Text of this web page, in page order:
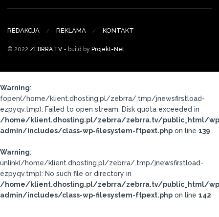
REDAKCJA REKLAMA KONTAKT
© 2022 ZEBRRA.TV - build by Projekt-Net.
Warning:
fopen(/home/klient.dhosting.pl/zebrra/.tmp/jnewsfirstload-
ezpyqv.tmp): Failed to open stream: Disk quota exceeded in
/home/klient.dhosting.pl/zebrra/zebrra.tv/public_html/
admin/includes/class-wp-filesystem-ftpext.php on line 139
Warning:
unlink(/home/klient.dhosting.pl/zebrra/.tmp/jnewsfirstload-
ezpyqv.tmp): No such file or directory in
/home/klient.dhosting.pl/zebrra/zebrra.tv/public_html/
admin/includes/class-wp-filesystem-ftpext.php on line 142